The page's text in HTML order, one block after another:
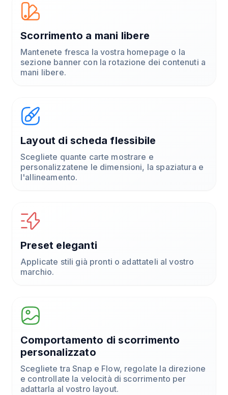
Scorrimento a mani libere
Mantenete fresca la vostra homepage o la
sezione banner con la rotazione dei contenuti a
mani libere.
Layout di scheda flessibile
Scegliete quante carte mostrare e
personalizzatene le dimensioni, la spaziatura e
l'allineamento.
Preset eleganti
Applicate stili già pronti o adattateli al vostro
marchio.
Comportamento di scorrimento
personalizzato
Scegliete tra Snap e Flow, regolate la direzione
e controllate la velocità di scorrimento per
adattarla al vostro layout.